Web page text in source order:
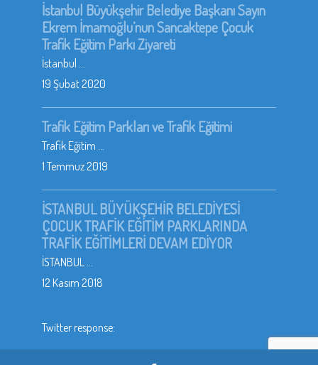
İstanbul Büyükşehir Belediye Başkanı Sayın
Ekrem İmamoğlu’nun Sancaktepe Çocuk
Trafik Eğitim Parkı Ziyareti
İstanbul ...
19 Şubat 2020
Trafik Eğitim Parkları ve Trafik Eğitimi
Trafik Eğitim ...
1 Temmuz 2019
İSTANBUL BÜYÜKŞEHİR BELEDİYESİ
ÇOCUK TRAFİK EĞİTİM PARKLARINDA
TRAFİK EĞİTİMLERİ DEVAM EDİYOR
İSTANBUL ...
12 Kasım 2018
Twitter response: